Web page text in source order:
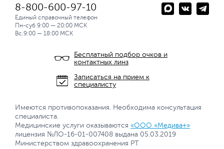
8-800-600-97-10
Единый справочный телефон
Пн-суб 9:00 — 20:00 МСК
Вс.9:00 — 18:00 МСК
Бесплатный подбор очков и
контактных линз
Записаться на прием к
специалисту
Имеются противопоказания. Необходима консультация
специалиста.
Медицинские услуги оказываются «ООО «Медива+»
лицензия №ЛО-16-01-007408 выдана 05.03.2019
Министерством здравоохранения РТ